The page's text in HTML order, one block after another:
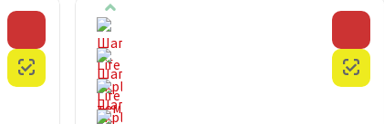
Честный знак